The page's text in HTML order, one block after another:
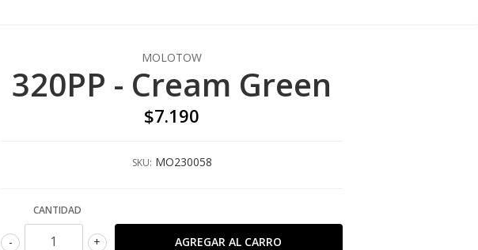
MOLOTOW
320PP - Cream Green
$7.190
SKU: MO230058
CANTIDAD
+
-